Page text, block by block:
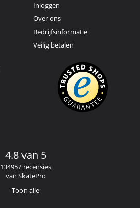
Inloggen
Over ons
Bedrijfsinformatie
Veilig betalen
4.8 van 5
134957 recensies
van SkatePro
Toon alle